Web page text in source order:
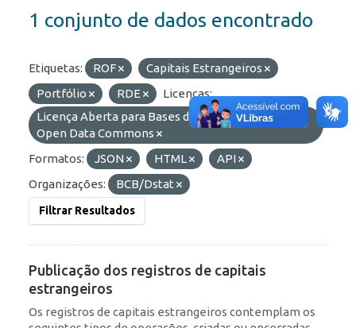
1 conjunto de dados encontrado
Etiquetas: ROF
Capitais Estrangeiros
Portfólio
RDE
Licenças:
Licença Aberta para Bases de Dados (ODbL) do
Open Data Commons
Formatos:
JSON HTML
API
Organizações:
BCB/Dstat
Filtrar Resultados
Publicação dos registros de capitais
estrangeiros
Os registros de capitais estrangeiros contemplam os